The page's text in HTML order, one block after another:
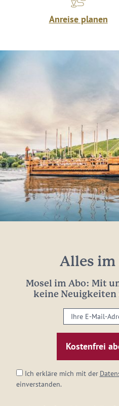
Anreise planen
Alles im
Mosel im Abo: Mit
keine Neuigkeiten
Ihre
E-
Mail-
Adresse:
Ich erkläre mich mit der
einverstanden.